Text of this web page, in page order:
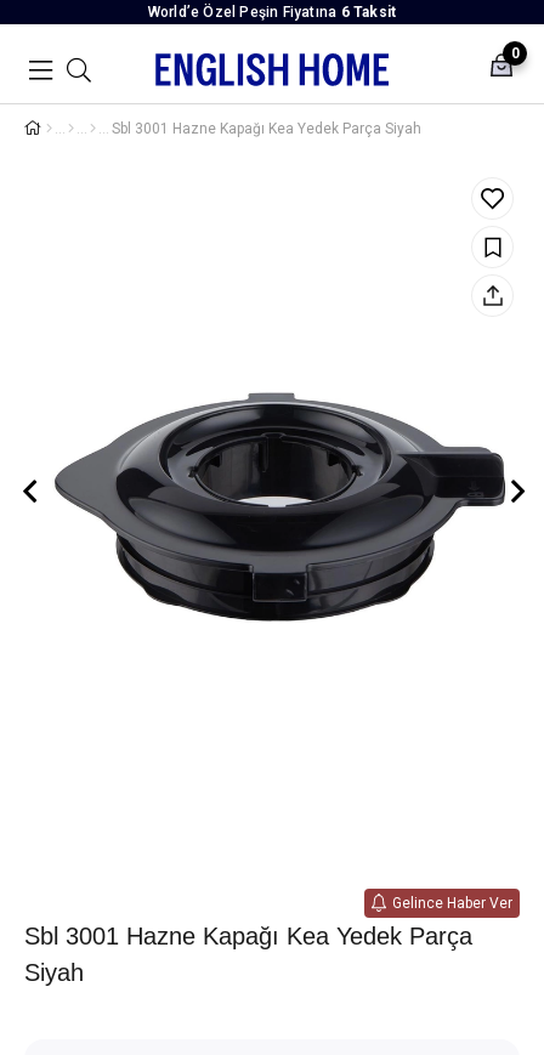
World’e Özel Peşin Fiyatına 6 Taksit
0
Sbl 3001 Hazne Kapağı Kea Yedek Parça Siyah
Gelince Haber Ver
Sbl 3001 Hazne Kapağı Kea Yedek Parça
Siyah